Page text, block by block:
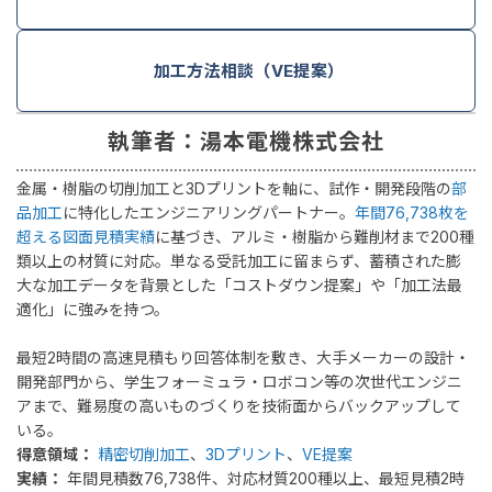
加工方法相談（VE提案）
執筆者：湯本電機株式会社
金属・樹脂の切削加工と3Dプリントを軸に、試作・開発段階の部
品加工に特化したエンジニアリングパートナー。 年間76,738枚を
超える図面見積実績に基づき、アルミ・樹脂から難削材まで200種
類以上の材質に対応。単なる受託加工に留まらず、蓄積された膨
大な加工データを背景とした「コストダウン提案」や「加工法最
適化」に強みを持つ。
最短2時間の高速見積もり回答体制を敷き、大手メーカーの設計・
開発部門から、学生フォーミュラ・ロボコン等の次世代エンジニ
アまで、難易度の高いものづくりを技術面からバックアップして
いる。
得意領域： 精密切削加工、 3Dプリント、 VE提案
実績： 年間見積数76,738件、対応材質200種以上、最短見積2時